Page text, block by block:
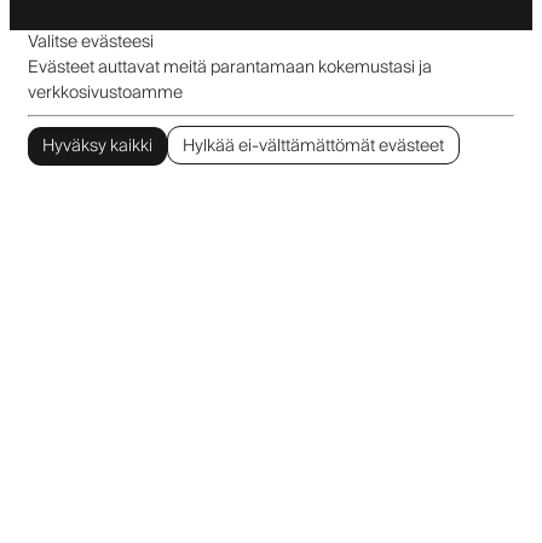
Valitse evästeesi
Evästeet auttavat meitä parantamaan kokemustasi ja
verkkosivustoamme
Hyväksy kaikki
Hylkää ei-välttämättömät evästeet